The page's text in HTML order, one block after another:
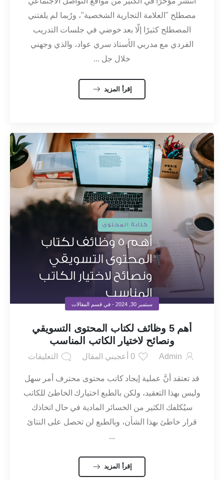
مصطلح "العلامة التجارية الشخصية"، ورُبما لم يلفتني
المصطلح كثيرًا إلّا بعد خوضي في جلسات التدريب
الفردي مع مدربي الأستاذ سري عواد، والذي وجهني
خلال جل ...
إقرأ المزيد
سبتمبر 30, 2024 - في قسم المقالات
أهم 5 وظائف لكتاب المحتوى التسويقي
ونصائح لاختيار الكاتب المناسب
Admin
0أعجبني المقال التعليقات
قد تعتقد أنَّ عملية إيجاد كاتب محتوى محترف أمر سهل
وليس بهذا التعقيد، ولكن بالطبع اختيارك الخاطئ للكاتب
سيُكلفك الكثير من الخسائر المادية في حال اتخاذك
قرار خاطئ بهذا الشأن، وبالطبع لن تحصل على النتائ
...
إقرأ المزيد